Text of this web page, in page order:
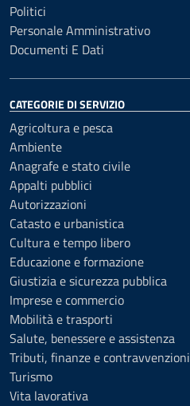
Politici
Personale Amministrativo
Documenti E Dati
CATEGORIE DI SERVIZIO
Agricoltura e pesca
Ambiente
Anagrafe e stato civile
Appalti pubblici
Autorizzazioni
Catasto e urbanistica
Cultura e tempo libero
Educazione e formazione
Giustizia e sicurezza pubblica
Imprese e commercio
Mobilità e trasporti
Salute, benessere e assistenza
Tributi, finanze e contravvenzioni
Turismo
Vita lavorativa